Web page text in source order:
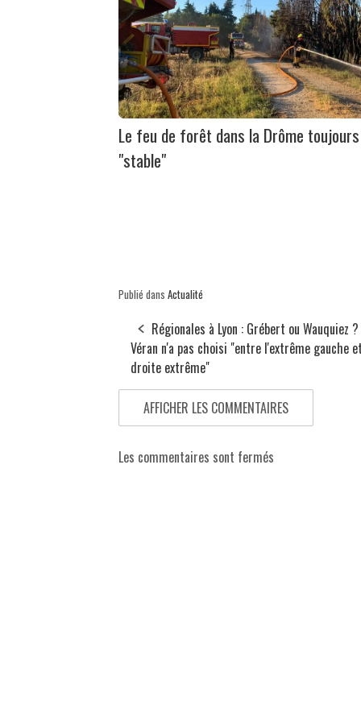
Le feu de forêt dans la Drôme toujours
"stable"
Publié dans Actualité
Régionales à Lyon : Grébert ou Wauquiez
Véran n'a pas choisi "entre l'extrême gauche
droite extrême"
AFFICHER LES COMMENTAIRES
Les commentaires sont fermés